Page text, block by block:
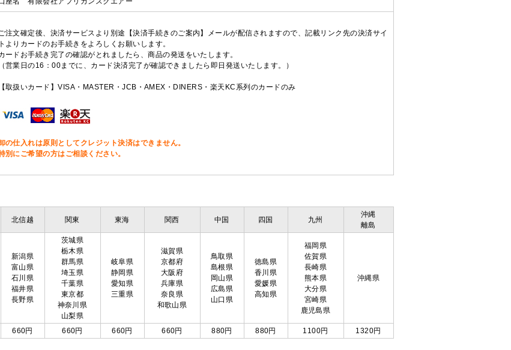
注文確定後、決済サービスより別途【決済手続きのご案内】メールが配信されますので、記載リンク先の決済サイ
トよりカードのお手続きをよろしくお願いします。
ードお手続き完了の確認がとれましたら、商品の発送をいたします。
（営業日の16：00までに、カード決済完了が確認できましたら即日発送いたします。）
【取扱いカード】VISA・MASTER・JCB・AMEX・DINERS・楽天KC系列のカードのみ
の仕入れは原則としてクレジット決済はできません。
別にご希望の方はご相談ください。
北信越 関東 東海 関西 中国 四国 九州
沖縄
離島
新潟県
富山県
石川県
福井県
長野県
茨城県
栃木県
群馬県
埼玉県
千葉県
東京都
神奈川県
山梨県
岐阜県
静岡県
愛知県
三重県
滋賀県
京都府
大阪府
兵庫県
奈良県
和歌山県
鳥取県
島根県
岡山県
広島県
山口県
徳島県
香川県
愛媛県
高知県
福岡県
佐賀県
長崎県
熊本県
大分県
宮崎県
鹿児島県
沖縄県
660円 660円 660円 660円 880円 880円 1100円 1320円